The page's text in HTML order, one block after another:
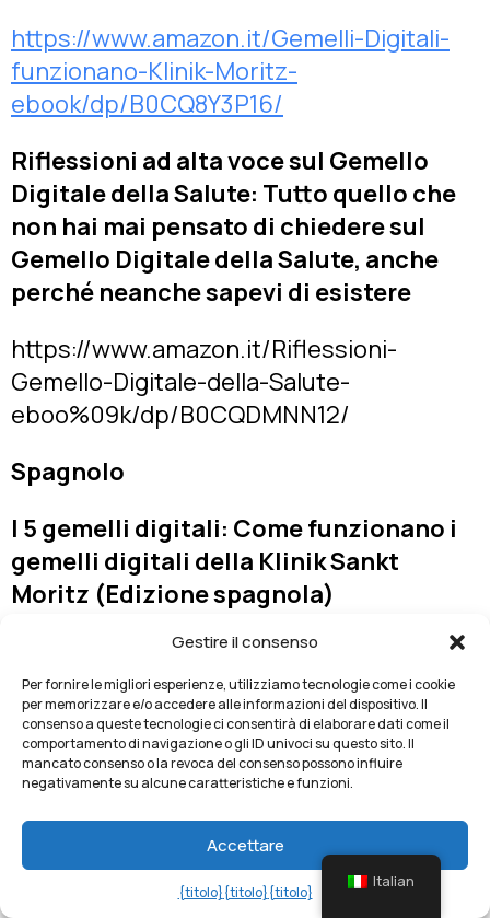
Gestire il consenso
Per fornire le migliori esperienze, utilizziamo tecnologie come i cookie
per memorizzare e/o accedere alle informazioni del dispositivo. Il
consenso a queste tecnologie ci consentirà di elaborare dati come il
comportamento di navigazione o gli ID univoci su questo sito. Il
mancato consenso o la revoca del consenso possono influire
negativamente su alcune caratteristiche e funzioni.
Accettare
{titolo}{titolo}{titolo}
https://www.amazon.it/Gemelli-Digitali-
funzionano-Klinik-Moritz-
ebook/dp/B0CQ8Y3P16/
Riflessioni ad alta voce sul Gemello
Digitale della Salute: Tutto quello che
non hai mai pensato di chiedere sul
Gemello Digitale della Salute, anche
perché neanche sapevi di esistere
https://www.amazon.it/Riflessioni-
Gemello-Digitale-della-Salute-
eboo%09k/dp/B0CQDMNN12/
Spagnolo
I 5 gemelli digitali: Come funzionano i
gemelli digitali della Klinik Sankt
Moritz (Edizione spagnola)
https://www.amazon.it/Los-gemelos-
digitales-funcionan-Spanish-
ebook/dp/B0CQK586M3/
Riflessioni ad alta voce sul Gemello
si pensava di poter chiedere sul
Gemello della Salute Digitale, anche
perché non si sapeva che esistesse.
Italian